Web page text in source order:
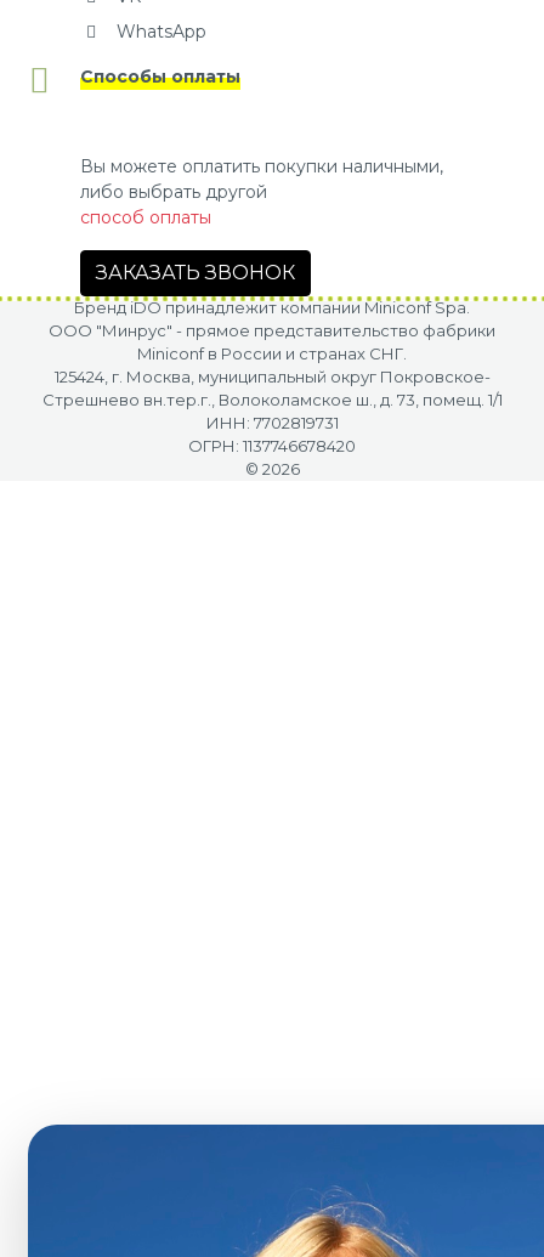
WhatsApp
Способы оплаты
Вы можете оплатить покупки наличными,
либо выбрать другой
способ оплаты
ЗАКАЗАТЬ ЗВОНОК
Бренд iDO принадлежит компании Miniconf Spa.
OOO "Минрус" - прямое представительство фабрики
Miniconf в России и странах СНГ.
125424, г. Москва, муниципальный округ Покровское-
Стрешнево вн.тер.г., Волоколамское ш., д. 73, помещ. 1/1
ИНН: 7702819731
ОГРН: 1137746678420
© 2026